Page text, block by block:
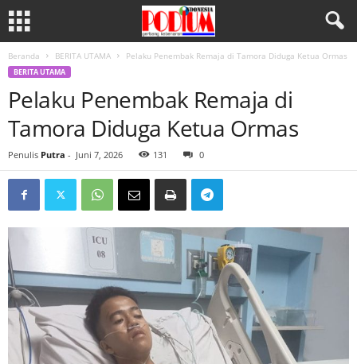
Beranda BERITA UTAMA Pelaku Penembak Remaja di Tamora Diduga Ketua Ormas
BERITA UTAMA
Pelaku Penembak Remaja di
Tamora Diduga Ketua Ormas
Penulis Putra - Juni 7, 2026 131 0